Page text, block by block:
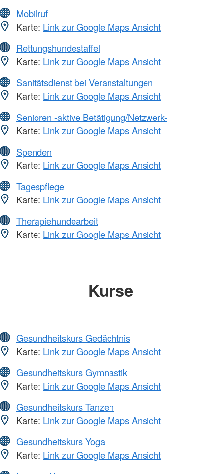
Mobilruf
Karte: Link zur Google Maps Ansicht
Rettungshundestaffel
Karte: Link zur Google Maps Ansicht
Sanitätsdienst bei Veranstaltungen
Karte: Link zur Google Maps Ansicht
Senioren -aktive Betätigung/Netzwerk-
Karte: Link zur Google Maps Ansicht
Spenden
Karte: Link zur Google Maps Ansicht
Tagespflege
Karte: Link zur Google Maps Ansicht
Therapiehundearbeit
Karte: Link zur Google Maps Ansicht
Kurse
Gesundheitskurs Gedächtnis
Karte: Link zur Google Maps Ansicht
Gesundheitskurs Gymnastik
Karte: Link zur Google Maps Ansicht
Gesundheitskurs Tanzen
Karte: Link zur Google Maps Ansicht
Gesundheitskurs Yoga
Karte: Link zur Google Maps Ansicht